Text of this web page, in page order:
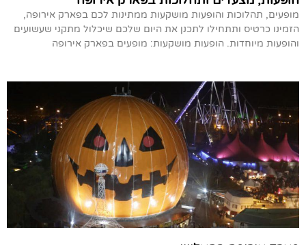
מופעים, תהלוכות והופעות מושקעות ממתינות לכם בפארק אירופה,
הזמינו כרטיס ותתחילו לתכנן את היום שלכם שיכלול מתקני שעשועים
והופעות מיוחדות. הופעות מושקעות: מופעים בפארק אירופה